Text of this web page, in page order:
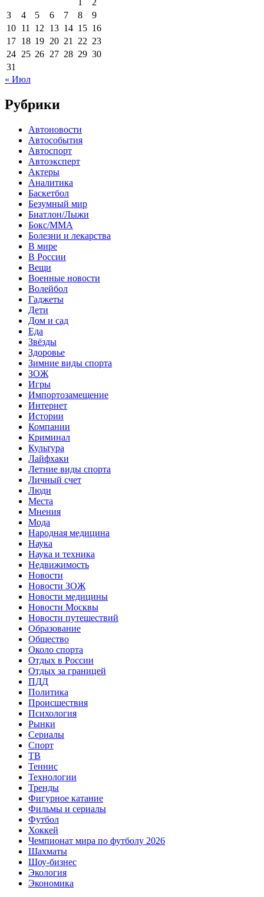
2
3
4 5 6 7 8
9
10 11 12 13 14 15 16
17 18 19 20 21 22 23
24 25 26 27 28 29 30
31
« Июл
Рубрики
Автоновости
Автособытия
Автоспорт
Автоэксперт
Актеры
Аналитика
Баскетбол
Безумный мир
Биатлон/Лыжи
Бокс/MMA
Болезни и лекарства
В мире
В России
Вещи
Военные новости
Волейбол
Гаджеты
Дети
Дом и сад
Еда
Звёзды
Здоровье
Зимние виды спорта
ЗОЖ
Игры
Импортозамещение
Интернет
Истории
Компании
Криминал
Культура
Лайфхаки
Летние виды спорта
Личный счет
Люди
Места
Мнения
Мода
Народная медицина
Наука
Наука и техника
Недвижимость
Новости
Новости ЗОЖ
Новости медицины
Новости Москвы
Новости путешествий
Образование
Общество
Около спорта
Отдых в России
Отдых за границей
ПДД
Политика
Происшествия
Психология
Рынки
Сериалы
Спорт
ТВ
Теннис
Технологии
Тренды
Фигурное катание
Фильмы и сериалы
Футбол
Хоккей
Чемпионат мира по футболу 2026
Шахматы
Шоу-бизнес
Экология
Экономика